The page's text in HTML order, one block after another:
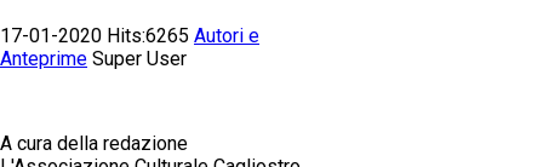
17-01-2020 Hits:6265 Autori e
Anteprime Super User
A cura della redazione